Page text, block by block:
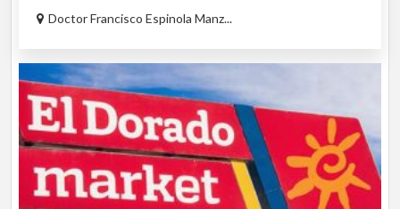
Doctor Francisco Espinola Manz...